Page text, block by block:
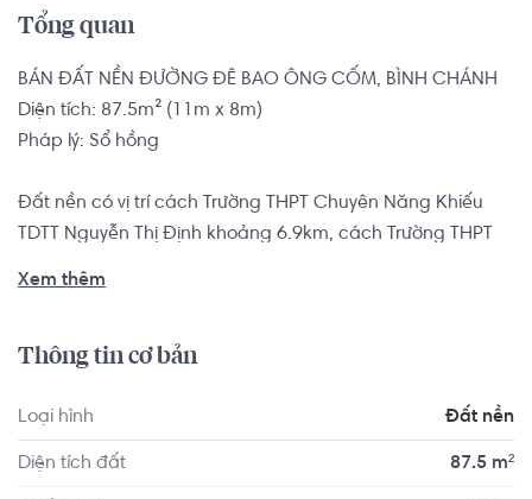
Tổng quan
BÁN ĐẤT NỀN ĐƯỜNG ĐÊ BAO ÔNG CỐM, BÌNH CHÁNH
Diện tích: 87.5m² (11m x 8m)
Pháp lý: Sổ hồng
Đất nền có vị trí cách Trường THPT Chuyên Năng Khiếu
TDTT Nguyễn Thị Định khoảng 6.9km, cách Trường THPT
đầy đủ các tiện ích về y tế, giáo dục và giải trí.
Xem thêm
Thông tin cơ bản
Loại hình Đất nền
Diện tích đất 87.5 m²